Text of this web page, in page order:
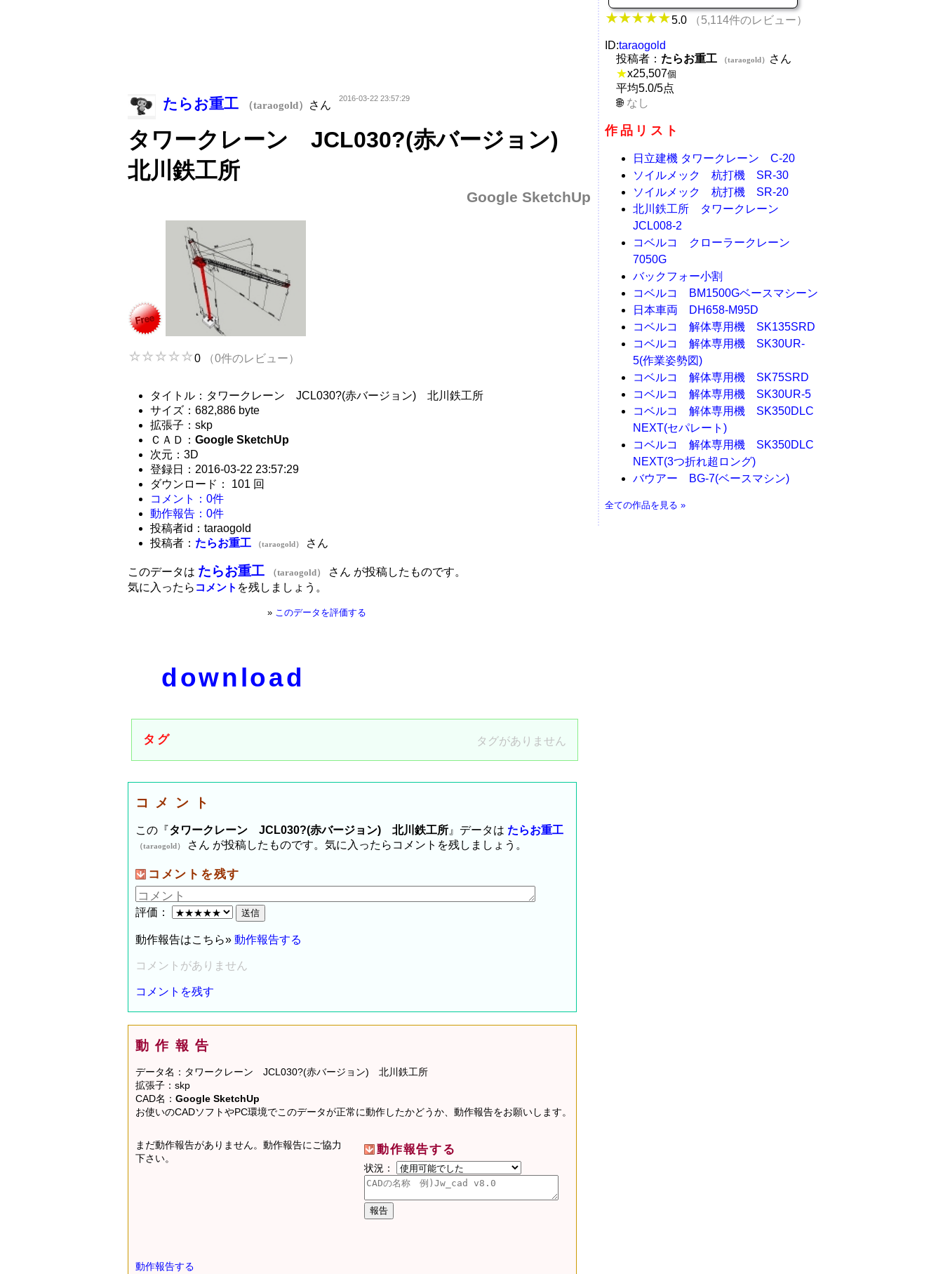
たらお重工 （taraogold） さん
2016-03-22 23:57:29
タワークレーン JCL030?(赤バージョン)
北川鉄工所
Google SketchUp
0 （0件のレビュー）
タイトル：タワークレーン JCL030?(赤バージョン) 北川鉄工所
サイズ：682,886 byte
拡張子：skp
ＣＡＤ： Google SketchUp
次元：3D
登録日：2016-03-22 23:57:29
ダウンロード： 101 回
コメント：0件
動作報告：0件
投稿者id：taraogold
投稿者： たらお重工 （taraogold） さん
このデータは たらお重工 （taraogold）
さん が投稿したものです。
気に入ったら コメント を残しましょう。
» このデータを評価する
download
タグ タグがありません
コメント
この『タワークレーン JCL030?(赤バージョン) 北川鉄工所』データは たらお重工
（taraogold） さん が投稿したものです。気に入ったらコメントを残しましょう。
コメントを残す
評価：
動作報告はこちら» 動作報告する
コメントがありません
コメントを残す
動作報告
データ名：タワークレーン JCL030?(赤バージョン) 北川鉄工所
拡張子：skp
CAD名： Google SketchUp
お使いのCADソフトやPC環境でこのデータが正常に動作したかどうか、動作報告をお願いします。
動作報告する
状況：
まだ動作報告がありません。動作報告にご協力
下さい。
動作報告する
5.0 （5,114件のレビュー）
ID:taraogold
投稿者： たらお重工 （taraogold）
さん
★x25,507個
平均5.0/5点
なし
作品リスト
日立建機 タワークレーン C-20
ソイルメック 杭打機 SR-30
ソイルメック 杭打機 SR-20
北川鉄工所 タワークレーン
JCL008-2
コベルコ クローラークレーン
7050G
バックフォー小割
コベルコ BM1500Gベースマシーン
日本車両 DH658-M95D
コベルコ 解体専用機 SK135SRD
コベルコ 解体専用機 SK30UR-
5(作業姿勢図)
コベルコ 解体専用機 SK75SRD
コベルコ 解体専用機 SK30UR-5
コベルコ 解体専用機 SK350DLC
NEXT(セパレート)
コベルコ 解体専用機 SK350DLC
NEXT(3つ折れ超ロング)
バウアー BG-7(ベースマシン)
全ての作品を見る »